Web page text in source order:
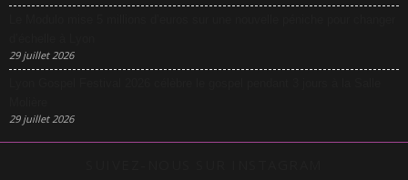
29 juillet 2026
29 juillet 2026